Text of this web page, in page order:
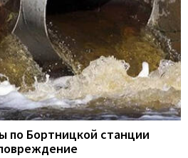
по Бортницкой станции